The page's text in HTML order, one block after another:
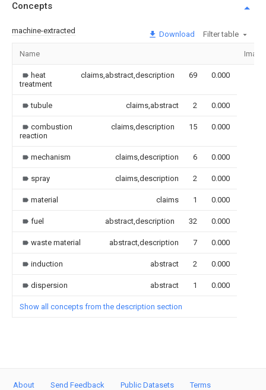
Concepts
machine-extracted Download Filter table
Name Image
heat
treatment
claims,abstract,description 69 0.000
tubule claims,abstract 2 0.000
combustion
reaction
claims,description 15 0.000
mechanism claims,description 6 0.000
spray claims,description 2 0.000
material claims 1 0.000
fuel abstract,description 32 0.000
waste material abstract,description 7 0.000
induction abstract 2 0.000
dispersion abstract 1 0.000
Show all concepts from the description section
About Send Feedback Public Datasets
Terms